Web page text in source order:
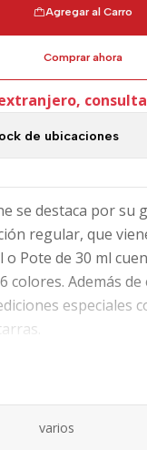
Agregar al Carro
Comprar ahora
de ubicaciones
se destaca por su
regular, que
o Pote de 30 ml
colores. Además
especiales
30 ml, viene
fanáticos, tinta
varios